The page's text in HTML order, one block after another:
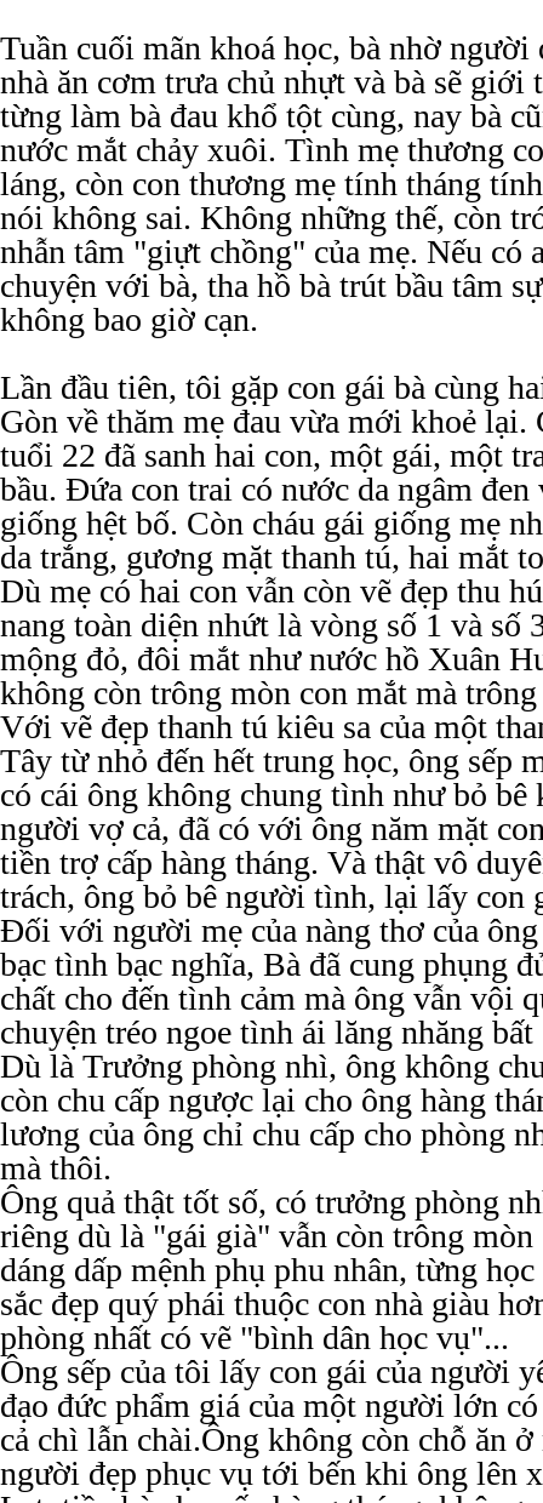
Tuần cuối mãn khoá học, bà nhờ
nhà ăn cơm trưa chủ nhựt và bà sẽ giới
từng làm bà đau khổ tột cùng, nay bà
nước mắt chảy xuôi. Tình mẹ thương
láng, còn con thương mẹ tính tháng
nói không sai. Không những thế, còn
nhẫn tâm "giựt chồng" của mẹ. Nếu có
chuyện với bà, tha hồ bà trút bầu tâm
không bao giờ cạn.
Lần đầu tiên, tôi gặp con gái bà cùng
Gòn về thăm mẹ đau vừa mới khoẻ lại.
tuổi 22 đã sanh hai con, một gái, một
bầu. Đứa con trai có nước da ngâm đen
giống hệt bố. Còn cháu gái giống mẹ
da trắng, gương mặt thanh tú, hai mắt
Dù mẹ có hai con vẫn còn vẽ đẹp thu
nang toàn diện nhứt là vòng số 1 và số
mộng đỏ, đôi mắt như nước hồ Xuân
không còn trông mòn con mắt mà
Với vẽ đẹp thanh tú kiêu sa của một
Tây từ nhỏ đến hết trung học, ông sếp
có cái ông không chung tình như bỏ
người vợ cả, đã có với ông năm mặt
tiền trợ cấp hàng tháng. Và thật vô
trách, ông bỏ bê người tình, lại lấy con
Đối với người mẹ của nàng thơ của
bạc tình bạc nghĩa, Bà đã cung phụng
chất cho đến tình cảm mà ông vẫn vội
chuyện tréo ngoe tình ái lăng nhăng
Dù là Trưởng phòng nhì, ông không
còn chu cấp ngược lại cho ông hàng
lương của ông chỉ chu cấp cho phòng
mà thôi.
Ông quả thật tốt số, có trưởng phòng
riêng dù là "gái già" vẫn còn trông mòn
dáng dấp mệnh phụ phu nhân, từng
sắc đẹp quý phái thuộc con nhà giàu
phòng nhất có vẽ "bình dân học vụ"...
Ông sếp của tôi lấy con gái của người
đạo đức phẩm giá của một người lớn
cả chì lẫn chài.Ông không còn chỗ ăn
người đẹp phục vụ tới bến khi ông lên